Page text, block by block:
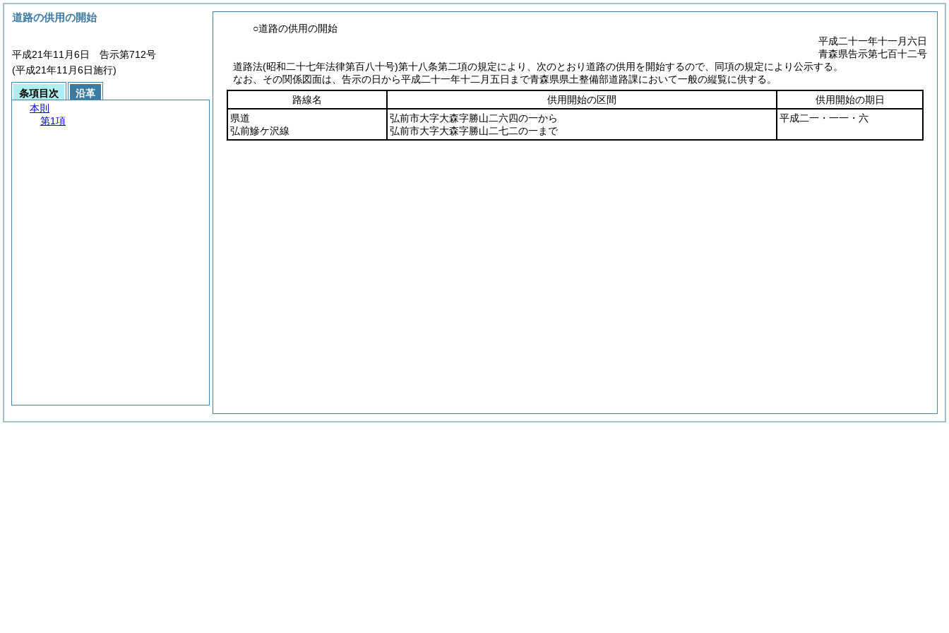
○道路の供用の開始
平成二十一年十一月六日
青森県告示第七百十二号
道路法(昭和二十七年法律第百八十号)第十八条第二項の規定により、次のとおり道路の供用を開始するので、同項の規定により公示する。
なお、その関係図面は、告示の日から平成二十一年十二月五日まで青森県県土整備部道路課において一般の縦覧に供する。
路線名
供用開始の区間
供用開始の期日
県道
弘前鰺ケ沢線
弘前市大字大森字勝山二六四の一から
弘前市大字大森字勝山二七二の一まで
平成二一・一一・六
道路の供用の開始
平成21年11月6日 告示第712号
(平成21年11月6日施行)
条項目次
沿革
本則
第1項